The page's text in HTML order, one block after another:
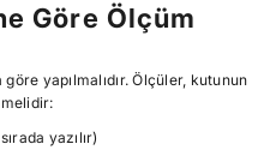
Göre Ölçüm
göre yapılmalıdır. Ölçüler, kutunun
yazılır)